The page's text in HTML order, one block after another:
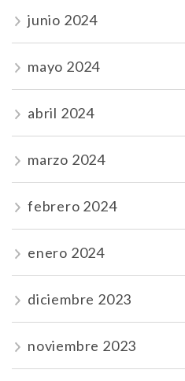
junio 2024
mayo 2024
abril 2024
marzo 2024
febrero 2024
enero 2024
diciembre 2023
noviembre 2023